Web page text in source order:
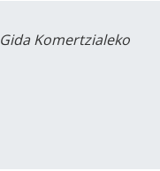
Komertzialeko